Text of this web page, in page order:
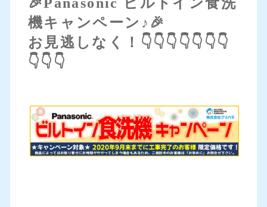
機キャンペーン♪🎉
お見逃しなく！👇👇👇👇👇👇👇
👇👇👇